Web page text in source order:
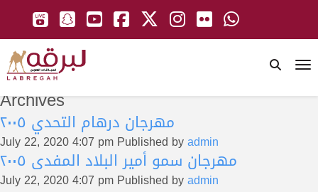
Archives
مهرجان درهام التحدي ٢٠٠٥
July 22, 2020 4:07 pmPublished byadmin
مهرجان سمو أمير البلاد المفدى ٢٠٠٥
July 22, 2020 4:07 pmPublished byadmin